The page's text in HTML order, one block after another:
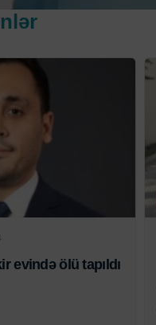
evində ölü tapıldı